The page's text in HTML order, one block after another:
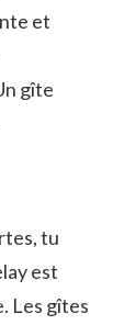
et
gîte
tu
est
Les gîtes